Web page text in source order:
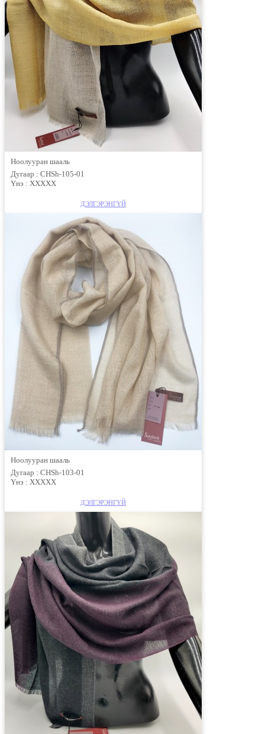
Ноолууран шааль
Дугаар : CHSh-105-01
Үнэ : XXXXX
ДЭЛГЭРЭНГҮЙ
Ноолууран шааль
Дугаар : CHSh-103-01
Үнэ : XXXXX
ДЭЛГЭРЭНГҮЙ